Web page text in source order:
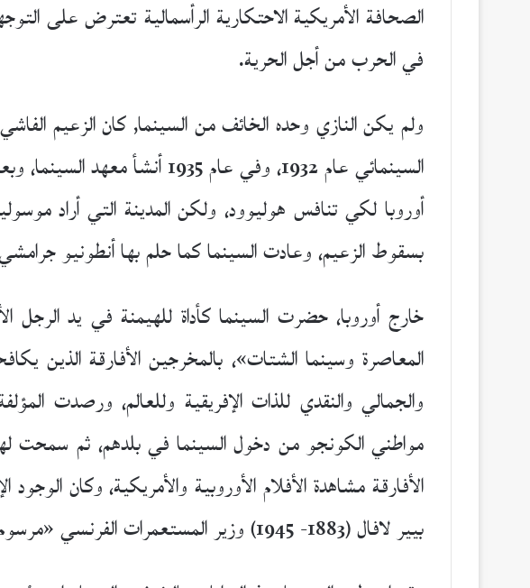
في الحرب من أجل الحرية.
ولم يكن النازي وحده الخائف من السينما, كان الزعيم
أوروبا لكي تنافس هوليوود، ولكن المدينة التي أراد
بسقوط الزعيم، وعادت السينما كما حلم بها أنطونيو
خارج أوروبا، حضرت السينما كأداة للهيمنة في يد الرجل
المعاصرة وسينما الشتات»، بالمخرجين الأفارقة الذين
والجمالي والنقدي للذات الإفريقية وللعالم، ورصدت
مواطني الكونجو من دخول السينما في بلدهم، ثم سمحت
الأفارقة مشاهدة الأفلام الأوروبية والأمريكية، وكان
بيير لافال (1883- 1945) وزير المستعمرات الفرنسي «مرسوم لافال» الذي يمنع الأفارقة من صنع الأفلام، وظل القانون ساريا حتى عام 1960.